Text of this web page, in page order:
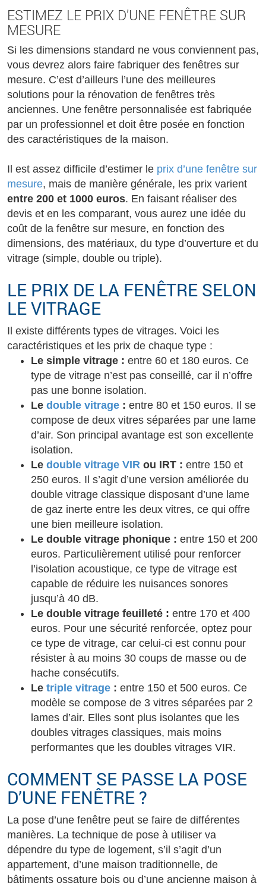
ESTIMEZ LE PRIX D’UNE FENÊTRE SUR
MESURE
Si les dimensions standard ne vous conviennent pas,
vous devrez alors faire fabriquer des fenêtres sur
mesure. C’est d’ailleurs l’une des meilleures
solutions pour la rénovation de fenêtres très
anciennes. Une fenêtre personnalisée est fabriquée
par un professionnel et doit être posée en fonction
des caractéristiques de la maison.
Il est assez difficile d’estimer le prix d’une fenêtre sur
mesure, mais de manière générale, les prix varient
entre 200 et 1000 euros. En faisant réaliser des
devis et en les comparant, vous aurez une idée du
coût de la fenêtre sur mesure, en fonction des
dimensions, des matériaux, du type d’ouverture et du
vitrage (simple, double ou triple).
LE PRIX DE LA FENÊTRE SELON
LE VITRAGE
Il existe différents types de vitrages. Voici les
caractéristiques et les prix de chaque type :
Le simple vitrage : entre 60 et 180 euros. Ce
type de vitrage n’est pas conseillé, car il n’offre
pas une bonne isolation.
Le double vitrage : entre 80 et 150 euros. Il se
compose de deux vitres séparées par une lame
d’air. Son principal avantage est son excellente
isolation.
Le double vitrage VIR ou IRT : entre 150 et
250 euros. Il s’agit d’une version améliorée du
double vitrage classique disposant d’une lame
de gaz inerte entre les deux vitres, ce qui offre
une bien meilleure isolation.
Le double vitrage phonique : entre 150 et 200
euros. Particulièrement utilisé pour renforcer
l’isolation acoustique, ce type de vitrage est
capable de réduire les nuisances sonores
jusqu’à 40 dB.
Le double vitrage feuilleté : entre 170 et 400
euros. Pour une sécurité renforcée, optez pour
ce type de vitrage, car celui-ci est connu pour
résister à au moins 30 coups de masse ou de
hache consécutifs.
Le triple vitrage : entre 150 et 500 euros. Ce
modèle se compose de 3 vitres séparées par 2
lames d’air. Elles sont plus isolantes que les
doubles vitrages classiques, mais moins
performantes que les doubles vitrages VIR.
COMMENT SE PASSE LA POSE
D’UNE FENÊTRE ?
La pose d’une fenêtre peut se faire de différentes
manières. La technique de pose à utiliser va
dépendre du type de logement, s’il s’agit d’un
appartement, d’une maison traditionnelle, de
bâtiments ossature bois ou d’une ancienne maison à